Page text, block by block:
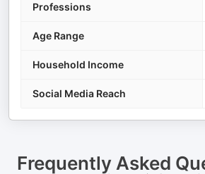
Professions
Age Range
Household Income
Social Media Reach
Frequently Asked